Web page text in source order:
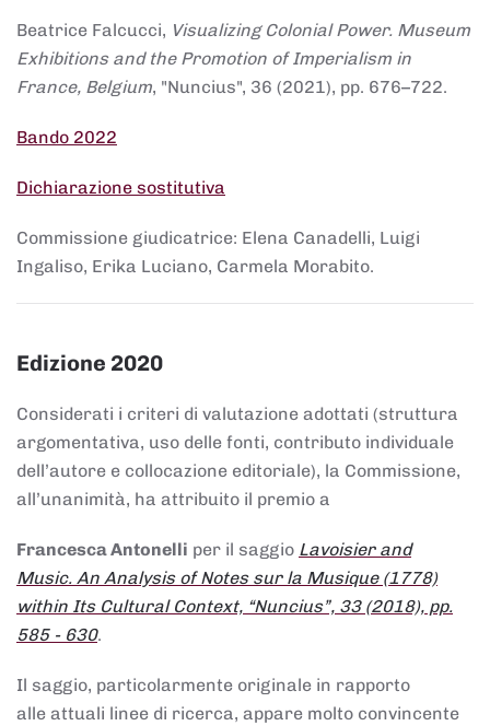
Beatrice Falcucci, Visualizing Colonial Power. Museum
Exhibitions and the Promotion of Imperialism in
France, Belgium, "Nuncius", 36 (2021), pp. 676–722.
Bando 2022
Dichiarazione sostitutiva
Commissione giudicatrice: Elena Canadelli, Luigi
Ingaliso, Erika Luciano, Carmela Morabito.
Edizione 2020
Considerati i criteri di valutazione adottati (struttura
argomentativa, uso delle fonti, contributo individuale
dell’autore e collocazione editoriale), la Commissione,
all’unanimità, ha attribuito il premio a
Francesca Antonelli per il saggio Lavoisier and
Music. An Analysis of Notes sur la Musique (1778)
within Its Cultural Context, “Nuncius”, 33 (2018), pp.
585 - 630.
Il saggio, particolarmente originale in rapporto
alle attuali linee di ricerca, appare molto convincente